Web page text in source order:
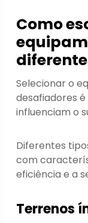
Como
Selecionar o
desafiadores
influenciam o
Diferentes
com
eficiência e a
Terrenos